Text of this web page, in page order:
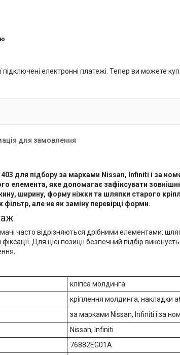
підключені електронні платежі. Тепер ви можете
для замовлення
для підбору за марками Nissan, Infiniti і за
елемента, яке допомагає зафіксувати
ширину, форму ніжки та шляпки старого
фільтр, але не як заміну перевірці форми.
часто відрізняються дрібними елементами:
Для цієї позиції безпечний підбір
кліпса молдинга
кріплення молдинга, накладки
за марками Nissan, Infiniti і за
Nissan, Infiniti
76882EG01A